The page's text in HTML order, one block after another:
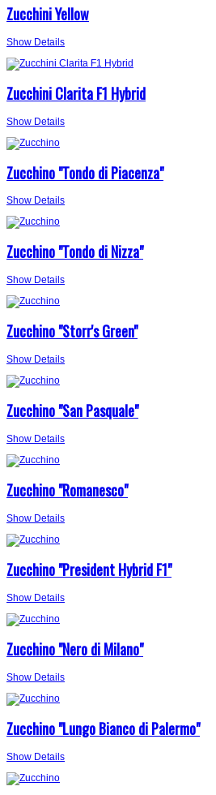
Zucchini Yellow
Show Details
Zucchini Clarita F1 Hybrid
Show Details
Zucchino "Tondo di Piacenza"
Show Details
Zucchino "Tondo di Nizza"
Show Details
Zucchino "Storr's Green"
Show Details
Zucchino "San Pasquale"
Show Details
Zucchino "Romanesco"
Show Details
Zucchino "President Hybrid F1"
Show Details
Zucchino "Nero di Milano"
Show Details
Zucchino "Lungo Bianco di Palermo"
Show Details